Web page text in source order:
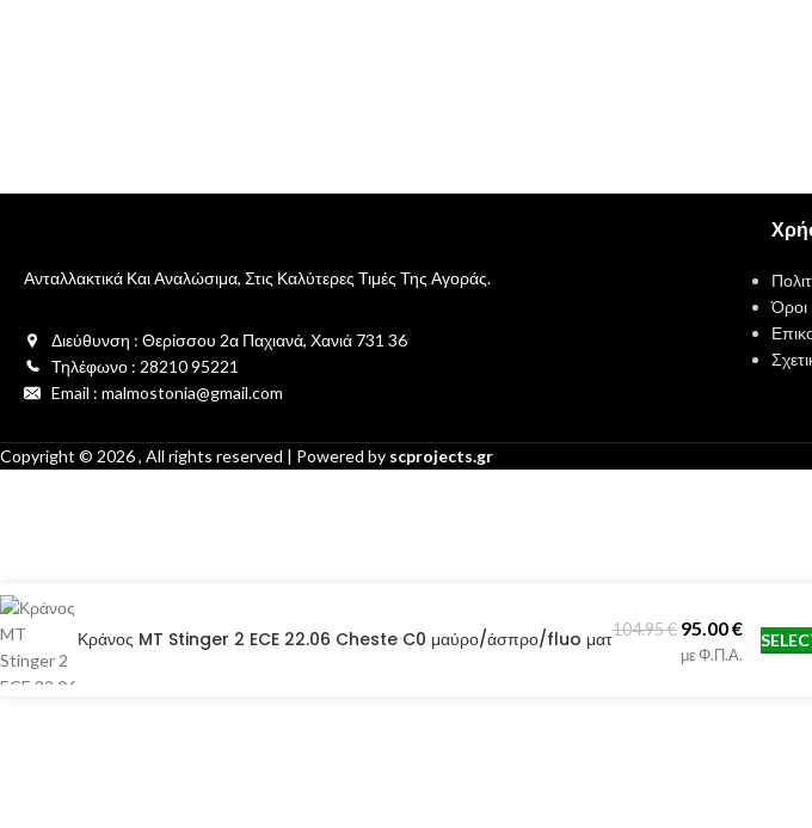
Ανταλλακτικά Και Αναλώσιμα, Στις Καλύτερες Τιμές Της Αγοράς.
Διεύθυνση : Θερίσσου 2α Παχιανά, Χανιά 731 36
Τηλέφωνο : 28210 95221
Email : malmostonia@gmail.com
Όροι
Copyright © 2026, All rights reserved | Powered by scprojects.gr
Κράνος MT Stinger 2 ECE 22.06 Cheste C0 μαύρο/άσπρο/fluo ματ104.95€ 95.00€
με Φ.Π.Α.